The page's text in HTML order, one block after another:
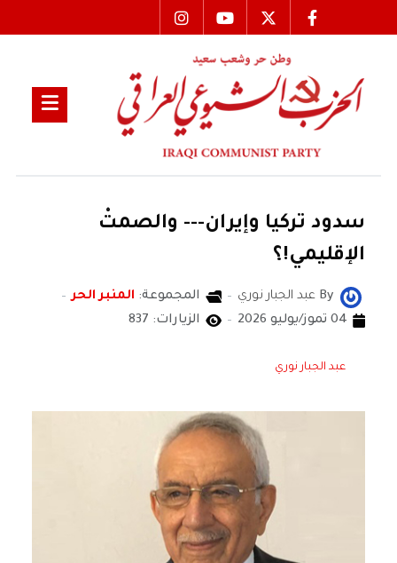
سدود تركيا وإيران--- والصمتْ
الإقليمي!؟
By عبد الجبار نوري المجموعة: المنبر الحر
04 تموز/يوليو 2026
الزيارات: 837
عبد الجبار نوري